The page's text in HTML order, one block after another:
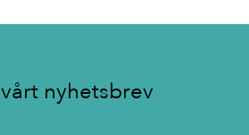
nyhetsbrev